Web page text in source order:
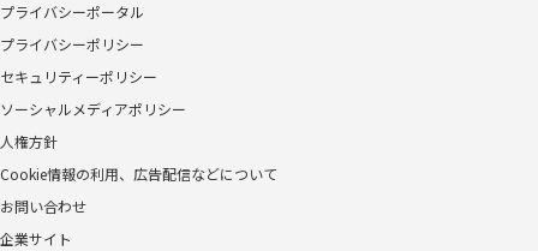
プライバシーポータル
プライバシーポリシー
セキュリティーポリシー
ソーシャルメディアポリシー
人権方針
Cookie情報の利用、広告配信などについて
お問い合わせ
企業サイト